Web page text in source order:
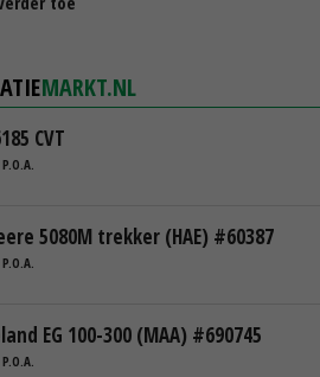
MARKT.NL
CVT
5080M trekker (HAE) #60387
EG 100-300 (MAA) #690745